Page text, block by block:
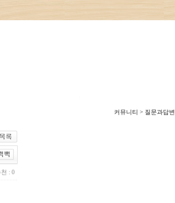
커뮤니티 > 질문과답변
: 0